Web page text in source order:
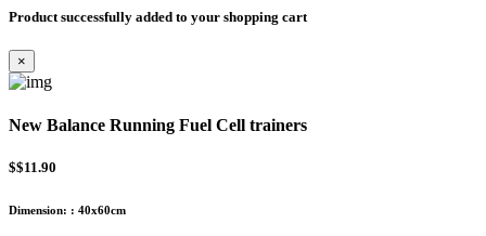
Product successfully added to your shopping cart
×
New Balance Running Fuel Cell trainers
$$11.90
Dimension: : 40x60cm